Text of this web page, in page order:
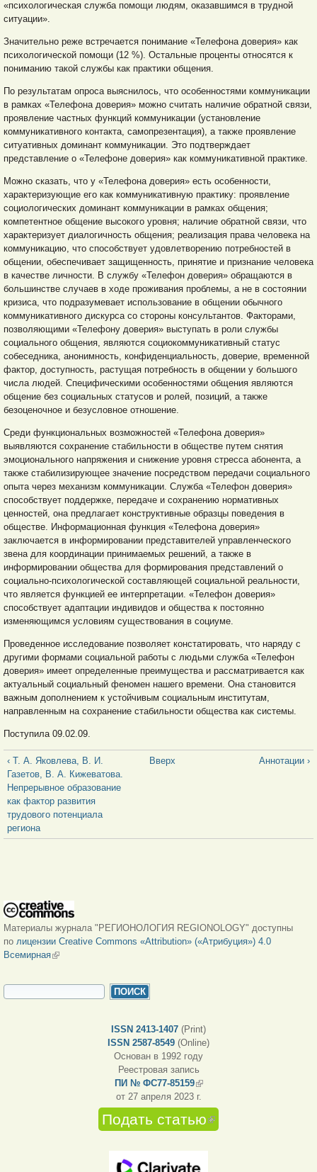
«психологическая служба помощи людям, оказавшимся в трудной
ситуации».
Значительно реже встречается понимание «Телефона доверия» как
психологической помощи (12 %). Остальные проценты относятся к
пониманию такой службы как практики общения.
По результатам опроса выяснилось, что особенностями коммуникации
в рамках «Телефона доверия» можно считать наличие обратной связи,
проявление частных функций коммуникации (установление
коммуникативного контакта, самопрезентация), а также проявление
ситуативных доминант коммуникации. Это подтверждает
представление о «Телефоне доверия» как коммуникативной практике.
Можно сказать, что у «Телефона доверия» есть особенности,
характеризующие его как коммуникативную практику: проявление
социологических доминант коммуникации в рамках общения;
компетентное общение высокого уровня; наличие обратной связи, что
характеризует диалогичность общения; реализация права человека на
коммуникацию, что способствует удовлетворению потребностей в
общении, обеспечивает защищенность, принятие и признание человека
в качестве личности. В службу «Телефон доверия» обращаются в
большинстве случаев в ходе проживания проблемы, а не в состоянии
кризиса, что подразумевает использование в общении обычного
коммуникативного дискурса со стороны консультантов. Факторами,
позволяющими «Телефону доверия» выступать в роли службы
социального общения, являются социокоммуникативный статус
собеседника, анонимность, конфиденциальность, доверие, временной
фактор, доступность, растущая потребность в общении у большого
числа людей. Специфическими особенностями общения являются
общение без социальных статусов и ролей, позиций, а также
безоценочное и безусловное отношение.
Среди функциональных возможностей «Телефона доверия»
выявляются сохранение стабильности в обществе путем снятия
эмоционального напряжения и снижение уровня стресса абонента, а
также стабилизирующее значение посредством передачи социального
опыта через механизм коммуникации. Служба «Телефон доверия»
способствует поддержке, передаче и сохранению нормативных
ценностей, она предлагает конструктивные образцы поведения в
обществе. Информационная функция «Телефона доверия»
заключается в информировании представителей управленческого
звена для координации принимаемых решений, а также в
информировании общества для формирования представлений о
социально-психологической составляющей социальной реальности,
что является функцией ее интерпретации. «Телефон доверия»
способствует адаптации индивидов и общества к постоянно
изменяющимся условиям существования в социуме.
Проведенное исследование позволяет констатировать, что наряду с
другими формами социальной работы с людьми служба «Телефон
доверия» имеет определенные преимущества и рассматривается как
актуальный социальный феномен нашего времени. Она становится
важным дополнением к устойчивым социальным институтам,
направленным на сохранение стабильности общества как системы.
Поступила 09.02.09.
‹ Т. А. Яковлева, В. И.
Газетов, В. А. Кижеватова.
Непрерывное образование
как фактор развития
трудового потенциала
региона
Вверх Аннотации ›
Материалы журнала "РЕГИОНОЛОГИЯ REGIONOLOGY" доступны
по лицензии Creative Commons «Attribution» («Атрибуция») 4.0
Всемирная(внешняя ссылка)
ФОРМА ПОИСКА
ISSN 2413-1407 (Print)
ISSN 2587-8549 (Online)
Основан в 1992 году
Реестровая запись
ПИ № ФС77-85159(внешняя ссылка)
от 27 апреля 2023 г.
Подать статью